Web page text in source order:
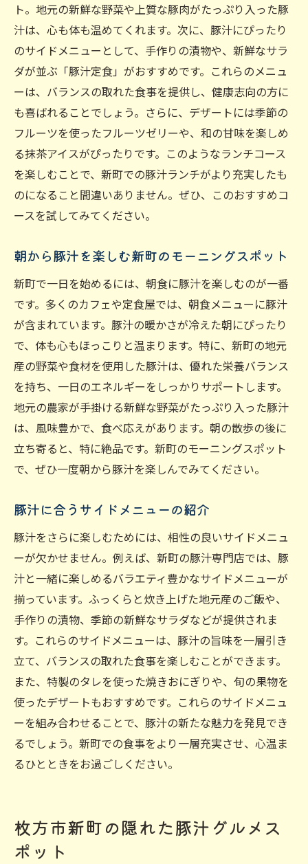
心も体も温まる新町の豚汁ランチ紹介
冷えた体に暖かい豚汁を
新町の人気豚汁ランチメニュー
豚汁ランチで健康的な食生活を
新町の豚汁ランチの口コミ紹介
豚汁ランチでリフレッシュする方法
家でも楽しめる新町風豚汁レシピ
新町で楽しむ至福の豚汁ランチ
新町の豚汁ランチの楽しみ方
豚汁ランチで贅沢なひとときを
新町の豚汁ランチをもっと楽しむコツ
豚汁ランチの後に訪れたいデザートスポッ
ト。地元の新鮮な野菜や上質な豚肉がたっぷり入った豚
汁は、心も体も温めてくれます。次に、豚汁にぴったり
のサイドメニューとして、手作りの漬物や、新鮮なサラ
ダが並ぶ「豚汁定食」がおすすめです。これらのメニュ
ーは、バランスの取れた食事を提供し、健康志向の方に
も喜ばれることでしょう。さらに、デザートには季節の
フルーツを使ったフルーツゼリーや、和の甘味を楽しめ
る抹茶アイスがぴったりです。このようなランチコース
を楽しむことで、新町での豚汁ランチがより充実したも
のになること間違いありません。ぜひ、このおすすめコ
ースを試してみてください。
朝から豚汁を楽しむ新町のモーニングスポット
新町で一日を始めるには、朝食に豚汁を楽しむのが一番
です。多くのカフェや定食屋では、朝食メニューに豚汁
が含まれています。豚汁の暖かさが冷えた朝にぴったり
で、体も心もほっこりと温まります。特に、新町の地元
産の野菜や食材を使用した豚汁は、優れた栄養バランス
を持ち、一日のエネルギーをしっかりサポートします。
地元の農家が手掛ける新鮮な野菜がたっぷり入った豚汁
は、風味豊かで、食べ応えがあります。朝の散歩の後に
立ち寄ると、特に絶品です。新町のモーニングスポット
で、ぜひ一度朝から豚汁を楽しんでみてください。
豚汁に合うサイドメニューの紹介
豚汁をさらに楽しむためには、相性の良いサイドメニュ
ーが欠かせません。例えば、新町の豚汁専門店では、豚
汁と一緒に楽しめるバラエティ豊かなサイドメニューが
揃っています。ふっくらと炊き上げた地元産のご飯や、
手作りの漬物、季節の新鮮なサラダなどが提供されま
す。これらのサイドメニューは、豚汁の旨味を一層引き
立て、バランスの取れた食事を楽しむことができます。
また、特製のタレを使った焼きおにぎりや、旬の果物を
使ったデザートもおすすめです。これらのサイドメニュ
ーを組み合わせることで、豚汁の新たな魅力を発見でき
るでしょう。新町での食事をより一層充実させ、心温ま
るひとときをお過ごしください。
枚方市新町の隠れた豚汁グルメス
ポット